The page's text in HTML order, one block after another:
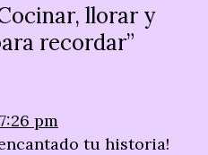
llorar y
recordar”
pm
tu historia!